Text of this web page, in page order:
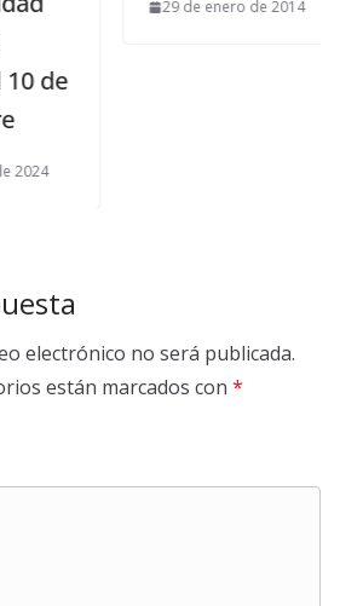
29 de enero de 2014
electrónico no será publicada.
están marcados con *